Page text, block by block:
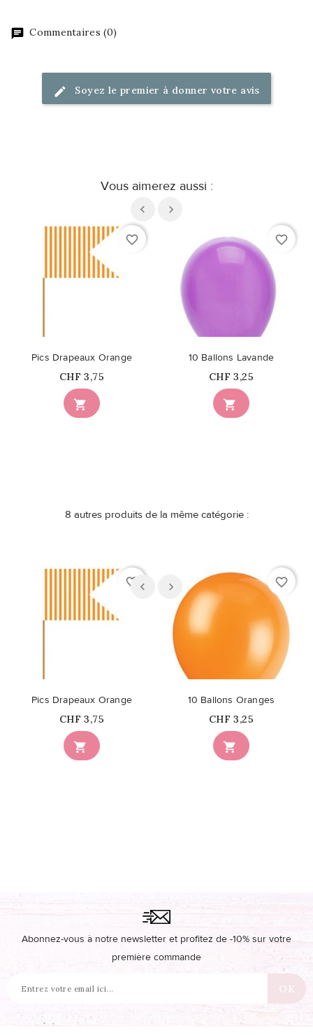
Commentaires (0)
Soyez le premier à donner votre avis
Vous aimerez aussi :
favorite_border

Pics Drapeaux Orange
Prix
CHF 3,75
favorite_border

10 Ballons Lavande
Prix
CHF 3,25
8 autres produits de la même catégorie :
favorite_border

Pics Drapeaux Orange
Prix
CHF 3,75
favorite_border

10 Ballons Oranges
Prix
CHF 3,25
Abonnez-vous à notre newsletter et profitez de -10% sur votre
première commande